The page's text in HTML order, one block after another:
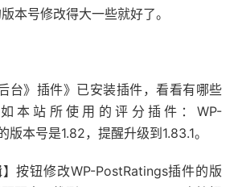
本号修改得大一些就好了。
台》插件》已安装插件，看看有哪些
本站所使用的评分插件：WP-
本号是1.82，提醒升级到1.83.1。
按钮修改WP-PostRatings插件的版